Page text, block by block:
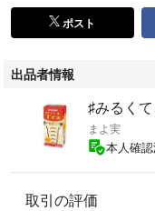
ポスト
出品者情報
♯みるく
まよ実
本人確
取引の評価